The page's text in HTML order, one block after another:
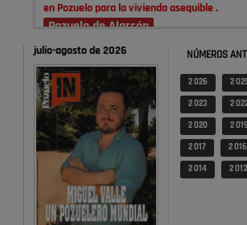
en Pozuelo para la vivienda asequible .
Pozuelo de Alarcón
Pozuelo desbloquea
definitivamente
Grande: las obras …
También pienso que si no fuéramos tan
falta denunciar nada
Pozuelo de Alarcón
Quejas por el
la limpieza …
julio-agosto de 2026 NÚMEROS
2 026 2
2 023 2
2 020 2 019
2 017 2 016
2 014 2 013